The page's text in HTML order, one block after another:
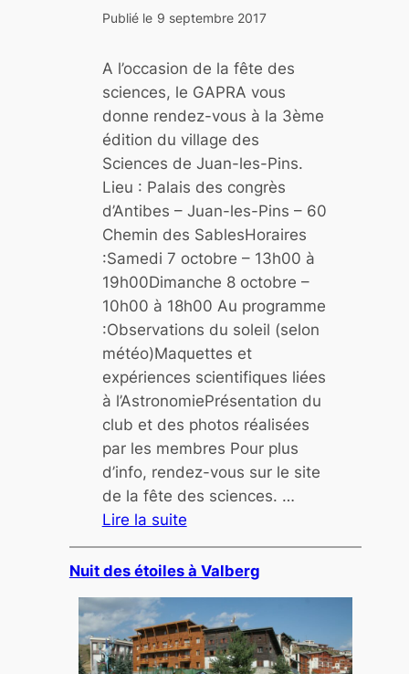
I
S
:
a
c
q
u
s
i
t
i
o
n
d
’
m
a
g
e
Publié le 9 septembre 2017
A l’occasion de la fête des
sciences, le GAPRA vous
donne rendez-vous à la 3ème
édition du village des
Sciences de Juan-les-Pins.
Lieu : Palais des congrès
d’Antibes – Juan-les-Pins – 60
Chemin des SablesHoraires
:Samedi 7 octobre – 13h00 à
19h00Dimanche 8 octobre –
10h00 à 18h00 Au programme
:Observations du soleil (selon
météo)Maquettes et
expériences scientifiques liées
à l’AstronomiePrésentation du
club et des photos réalisées
par les membres Pour plus
d’info, rendez-vous sur le site
de la fête des sciences. …
Lire la suite
:
V
l
l
a
Nuit des étoiles à Valberg